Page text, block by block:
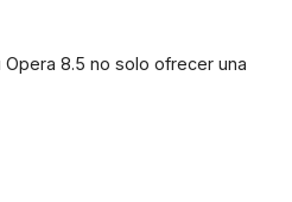
8.5 no solo ofrecer una